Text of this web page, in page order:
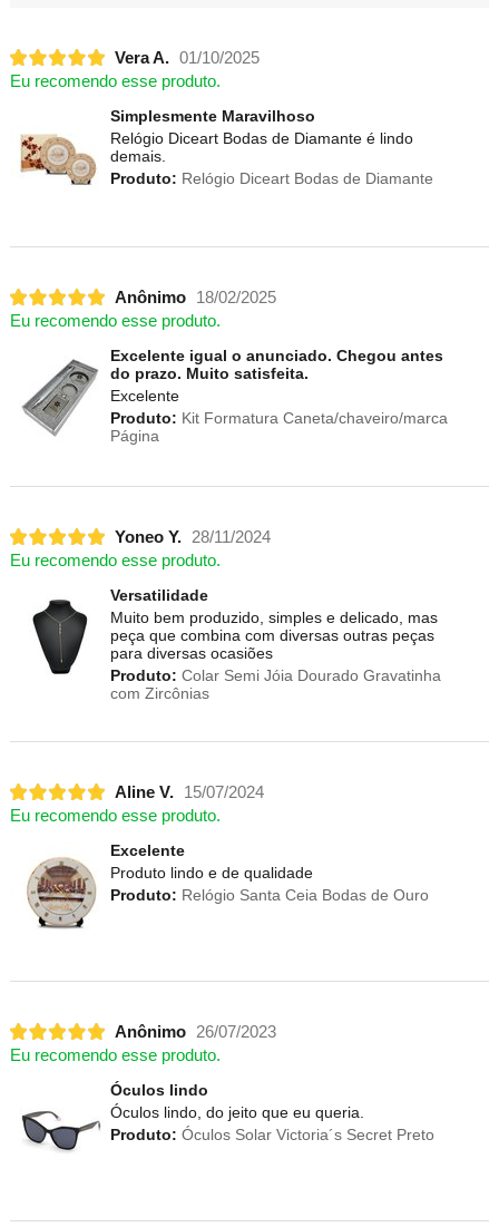
Vera A. 01/10/2025
Eu recomendo esse produto.
Simplesmente Maravilhoso
Relógio Diceart Bodas de Diamante é lindo
demais.
Produto: Relógio Diceart Bodas de Diamante
Anônimo
18/02/2025
Eu recomendo esse produto.
Excelente igual o anunciado. Chegou antes
do prazo. Muito satisfeita.
Excelente
Produto: Kit Formatura Caneta/chaveiro/marca
Página
Yoneo Y.
28/11/2024
Eu recomendo esse produto.
Versatilidade
Muito bem produzido, simples e delicado, mas
peça que combina com diversas outras peças
para diversas ocasiões
Produto: Colar Semi Jóia Dourado Gravatinha
com Zircônias
Aline V.
15/07/2024
Eu recomendo esse produto.
Excelente
Produto lindo e de qualidade
Produto: Relógio Santa Ceia Bodas de Ouro
Anônimo
26/07/2023
Eu recomendo esse produto.
Óculos lindo
Óculos lindo, do jeito que eu queria.
Produto: Óculos Solar Victoria´s Secret Preto